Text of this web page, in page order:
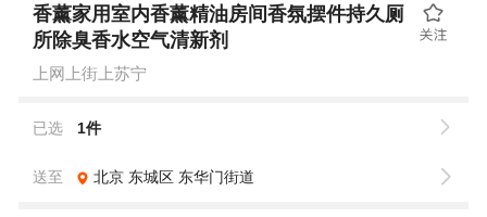
香薰家用室内香薰精油房间香氛摆件持久厕
所除臭香水空气清新剂
上网上街上苏宁
已选 1件
送至 北京 东城区 东华门街道